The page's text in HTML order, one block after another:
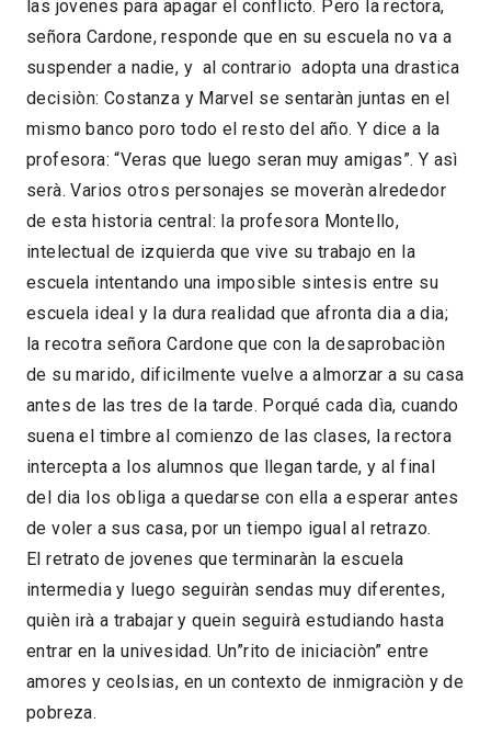
las jovenes para apagar el conflicto. Pero la rectora,
señora Cardone, responde que en su escuela no va a
suspender a nadie, y al contrario adopta una drastica
decisiòn: Costanza y Marvel se sentaràn juntas en el
mismo banco poro todo el resto del año. Y dice a la
profesora: “Veras que luego seran muy amigas”. Y asì
serà. Varios otros personajes se moveràn alrededor
de esta historia central: la profesora Montello,
intelectual de izquierda que vive su trabajo en la
escuela intentando una imposible sintesis entre su
escuela ideal y la dura realidad que afronta dia a dia;
la recotra señora Cardone que con la desaprobaciòn
de su marido, dificilmente vuelve a almorzar a su casa
antes de las tres de la tarde. Porqué cada dìa, cuando
suena el timbre al comienzo de las clases, la rectora
intercepta a los alumnos que llegan tarde, y al final
del dia los obliga a quedarse con ella a esperar antes
de voler a sus casa, por un tiempo igual al retrazo.
El retrato de jovenes que terminaràn la escuela
intermedia y luego seguiràn sendas muy diferentes,
quièn irà a trabajar y quein seguirà estudiando hasta
entrar en la univesidad. Un”rito de iniciaciòn” entre
amores y ceolsias, en un contexto de inmigraciòn y de
pobreza.